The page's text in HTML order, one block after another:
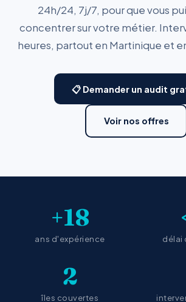
24h/24, 7j/7, pour que vous
concentrer sur votre métier.
heures, partout en Martinique et
📋 Demander un audit
Voir nos offres
+18
ans d'expérience délai
2
îles couvertes